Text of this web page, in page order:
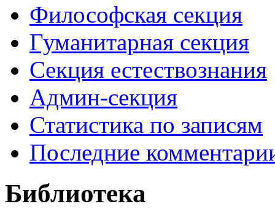
Философская секция
Гуманитарная секция
Секция естествознания
Админ-секция
Статистика по записям
Последние
Библиотека